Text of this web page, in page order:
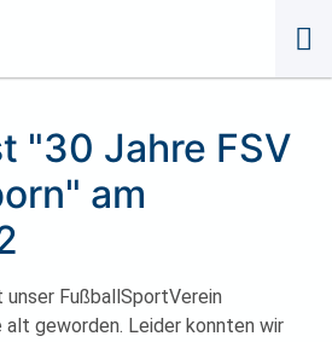
"30 Jahre FSV
am
unser FußballSportVerein
alt geworden. Leider konnten wir